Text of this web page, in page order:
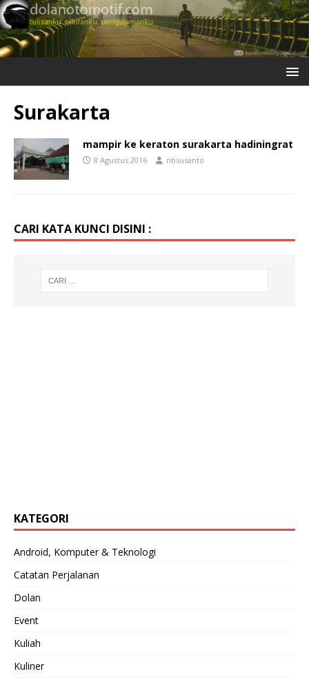
Surakarta
mampir ke keraton surakarta hadiningrat
8 Agustus 2016 nbsusanto
CARI KATA KUNCI DISINI :
KATEGORI
Android, Komputer & Teknologi
Catatan Perjalanan
Dolan
Event
Kuliah
Kuliner